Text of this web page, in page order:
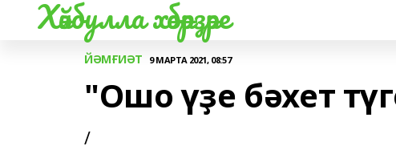
Хәйбулла хәбәрҙәре
ЙӘМҒИӘТ 9 МАРТА 2021, 08:57
"Ошо үҙе бәхет
/